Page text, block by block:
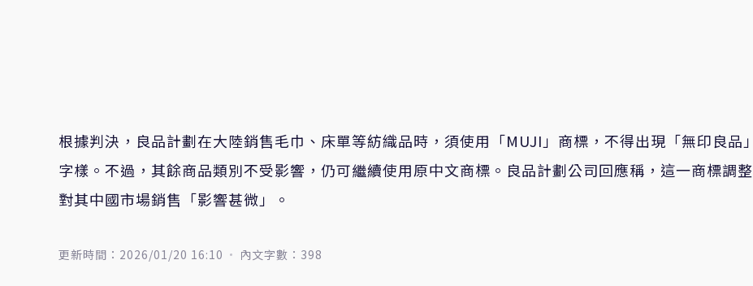
根據判決，良品計劃在大陸銷售毛巾、床單等紡織品時，須使用「MUJI」商標，不得出現「無印良品」
字樣。不過，其餘商品類別不受影響，仍可繼續使用原中文商標。良品計劃公司回應稱，這一商標調整
對其中國市場銷售「影響甚微」。
更新時間：2026/01/20 16:10 內文字數：398